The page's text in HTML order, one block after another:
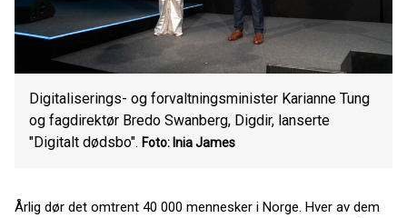
Digitaliserings- og forvaltningsminister Karianne Tung
og fagdirektør Bredo Swanberg, Digdir, lanserte
"Digitalt dødsbo". Foto: Inia James
Årlig dør det omtrent 40 000 mennesker i Norge. Hver av dem